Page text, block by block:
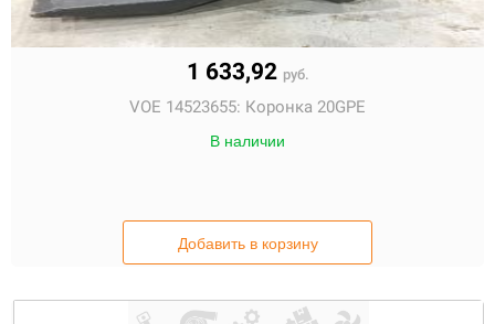
1 633,92 руб.
VOE 14523655: Коронка 20GPE
В наличии
Добавить в корзину